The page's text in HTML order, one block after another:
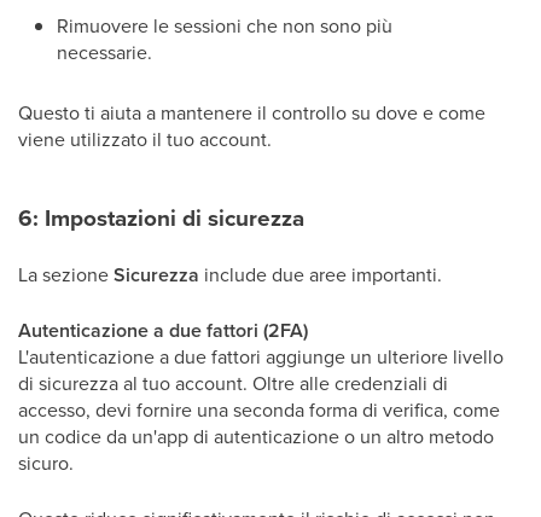
Rimuovere le sessioni che non sono più
necessarie.
Questo ti aiuta a mantenere il controllo su dove e come
viene utilizzato il tuo account.
6: Impostazioni di sicurezza
La sezioneSicurezza include due aree importanti.
Autenticazione a due fattori (2FA)
L'autenticazione a due fattori aggiunge un ulteriore livello
di sicurezza al tuo account. Oltre alle credenziali di
accesso, devi fornire una seconda forma di verifica, come
un codice da un'app di autenticazione o un altro metodo
sicuro.